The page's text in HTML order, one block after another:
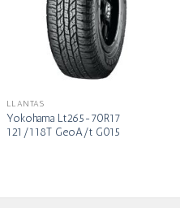
LLANTAS
Yokohama Lt265-70R17
121/118T GeoA/t G015